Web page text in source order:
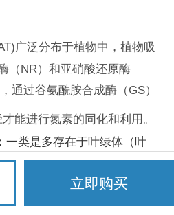
T)广泛分布于植物中，植物吸
（NR） 和亚硝酸还原酶
通过谷氨酰胺合成酶（GS）
能进行氮素的同化和利用。
一类是多存在于叶绿体（叶
一类是多存在于非绿色组织
GOGAT
GOGAT,EC 1.4.7.1)催化谷
立即购买